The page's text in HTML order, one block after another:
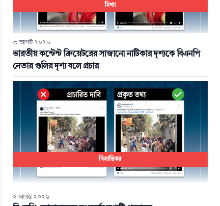
মিথ্যা
৩ আগস্ট ২০২৬
ভারতীয় কন্টেন্ট ক্রিয়েটরের সাজানো নাটিকার দৃশ্যকে বিএনপি
নেতার গুলির দৃশ্য বলে প্রচার
বিভ্রান্তিকর
২ আগস্ট ২০২৬